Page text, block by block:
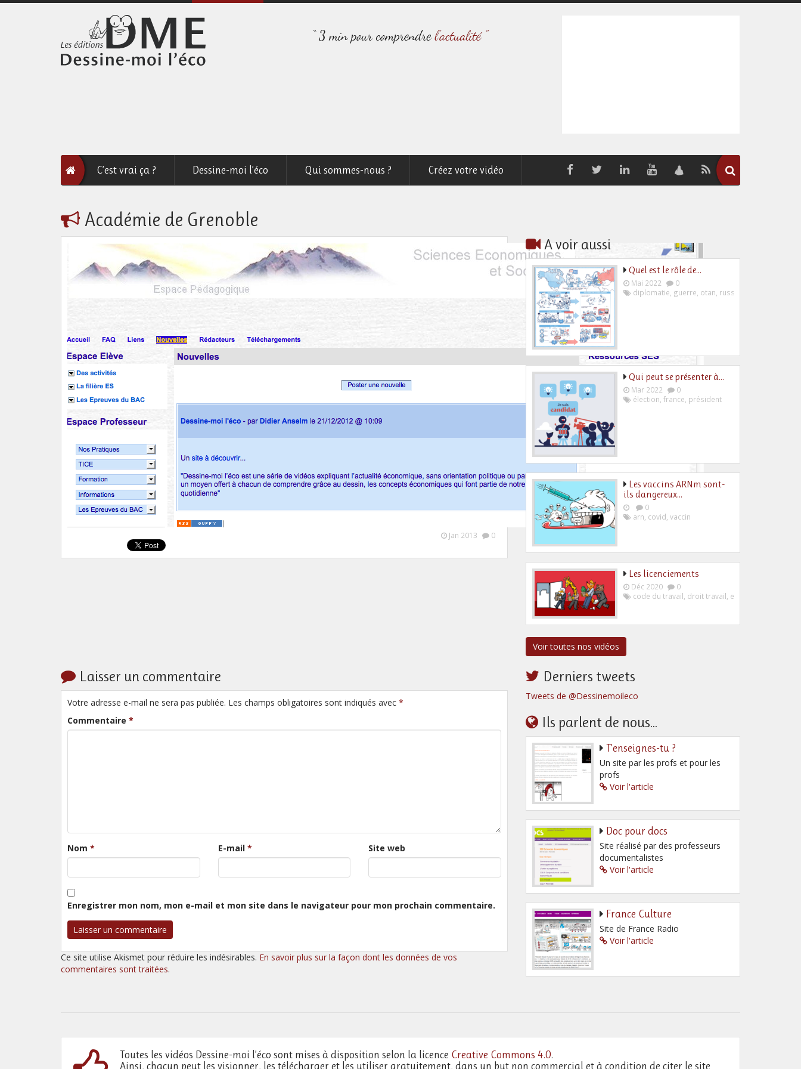
C’est vrai ça ? Dessine-moi l’éco Qui sommes-nous ? Créez votre vidéo
Académie de Grenoble
Jan 2013 0
A voir aussi
Quel est le rôle de…
Mai 2022
0
diplomatie guerre otan russie
Qui peut se présenter à…
Mar 2022
0
élection france président
Les vaccins ARNm sont-
ils dangereux…
0
arn covid vaccin
Les licenciements
Déc 2020
0
code du travail droit travail employeur
Voir toutes nos vidéos
Laisser un commentaire
Votre adresse e-mail ne sera pas publiée. Les champs obligatoires sont indiqués avec *
Commentaire *
Nom * E-mail * Site web
Enregistrer mon nom, mon e-mail et mon site dans le navigateur pour mon prochain commentaire.
Ce site utilise Akismet pour réduire les indésirables. En savoir plus sur la façon dont les données de vos
commentaires sont traitées.
Derniers tweets
Tweets de @Dessinemoileco
Ils parlent de nous...
T’enseignes-tu ?
Un site par les profs et pour les
profs
Voir l'article
Doc pour docs
Site réalisé par des professeurs
documentalistes
Voir l'article
France Culture
Site de France Radio
Voir l'article
Toutes les vidéos Dessine-moi l’éco sont mises à disposition selon la licence Creative Commons 4.0.
Ainsi, chacun peut les visionner, les télécharger et les utiliser gratuitement, dans un but non commercial et à condition de citer le site